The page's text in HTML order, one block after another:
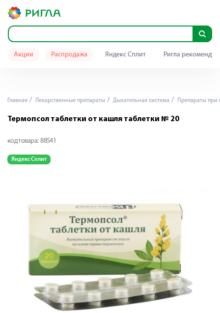
Акции Распродажа Яндекс Сплит Ригла
Главная Лекарственные препараты Дыхательная система Препараты при
Термопсол таблетки от кашля таблетки № 20
код товара: 88541
Яндекс Сплит